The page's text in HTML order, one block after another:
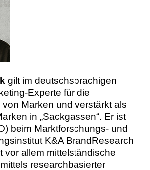
gilt im deutschsprachigen
Experte für die
von Marken und verstärkt als
in „Sackgassen“. Er ist
beim Marktforschungs- und
K&A BrandResearch
vor allem mittelständische
researchbasierter